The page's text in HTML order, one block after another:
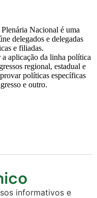
Nacional é uma
delegados e delegadas
e filiadas.
aplicação da linha política
regional, estadual e
políticas específicas
e outro.
informativos e